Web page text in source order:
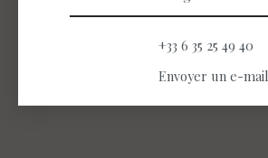
+33 6 35 25 49 40
Envoyer un e-mail